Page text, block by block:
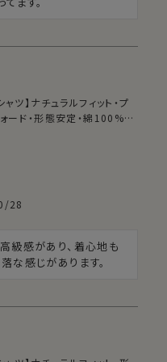
ツ】ナチュラルフィット・プ
ード・形態安定・綿100%・
28
級感があり、着心地も
な感じがあります。